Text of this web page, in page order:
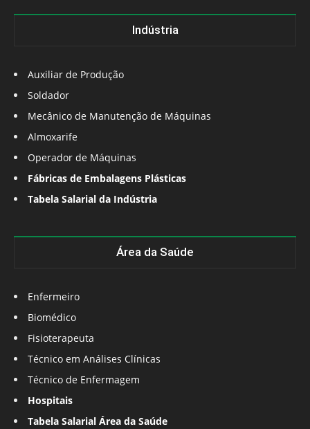
Indústria
Auxiliar de Produção
Soldador
Mecânico de Manutenção de Máquinas
Almoxarife
Operador de Máquinas
Fábricas de Embalagens Plásticas
Tabela Salarial da Indústria
Área da Saúde
Enfermeiro
Biomédico
Fisioterapeuta
Técnico em Análises Clínicas
Técnico de Enfermagem
Hospitais
Tabela Salarial Área da Saúde